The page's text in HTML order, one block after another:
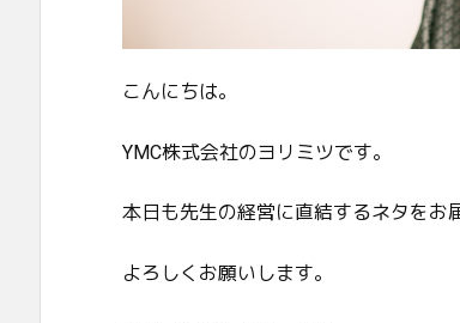
こんにちは。
YMC株式会社のヨリミツです。
本日も先生の経営に直結するネタをお
よろしくお願いします。